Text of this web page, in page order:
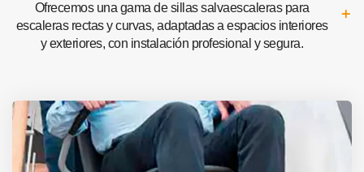
Ofrecemos una gama de sillas salvaescaleras para
escaleras rectas y curvas, adaptadas a espacios interiores
y exteriores, con instalación profesional y segura.